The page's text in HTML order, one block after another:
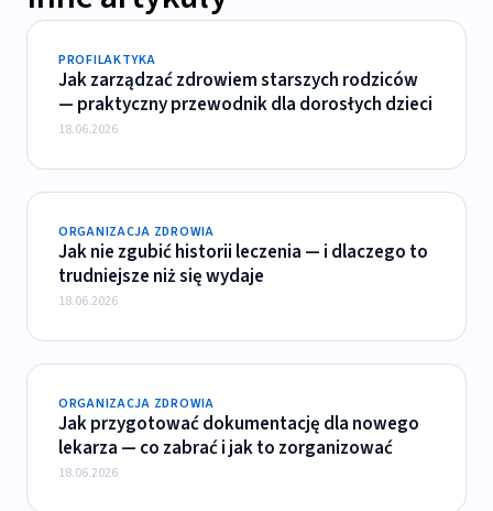
PROFILAKTYKA
Jak zarządzać zdrowiem starszych rodziców
— praktyczny przewodnik dla dorosłych dzieci
18.06.2026
ORGANIZACJA ZDROWIA
Jak nie zgubić historii leczenia — i dlaczego to
trudniejsze niż się wydaje
18.06.2026
ORGANIZACJA ZDROWIA
Jak przygotować dokumentację dla nowego
lekarza — co zabrać i jak to zorganizować
18.06.2026